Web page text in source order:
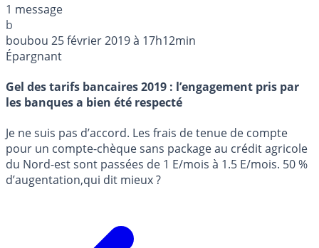
1 message
b
boubou 25 février 2019 à 17h12min
Épargnant
Gel des tarifs bancaires 2019 : l’engagement pris par
les banques a bien été respecté
Je ne suis pas d’accord. Les frais de tenue de compte
pour un compte-chèque sans package au crédit agricole
du Nord-est sont passées de 1 E/mois à 1.5 E/mois. 50 %
d’augentation,qui dit mieux ?